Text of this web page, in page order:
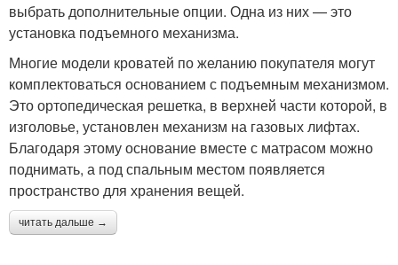
выбрать дополнительные опции. Одна из них — это
установка подъемного механизма.
Многие модели кроватей по желанию покупателя могут
комплектоваться основанием с подъемным механизмом.
Это ортопедическая решетка, в верхней части которой, в
изголовье, установлен механизм на газовых лифтах.
Благодаря этому основание вместе с матрасом можно
поднимать, а под спальным местом появляется
пространство для хранения вещей.
читать дальше →